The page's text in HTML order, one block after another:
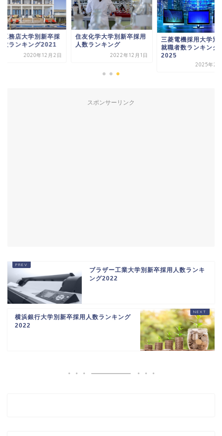
工務店大学別新卒採
数ランキング2021
2020年12月2日
住友化学大学別新卒採用
人数ランキング
2022年12月1日
三菱電機採用大学別
就職者数ランキング
2025
2025年2
スポンサーリンク
ブラザー工業大学別新卒採用人数ランキ
ング2022
横浜銀行大学別新卒採用人数ランキング
2022